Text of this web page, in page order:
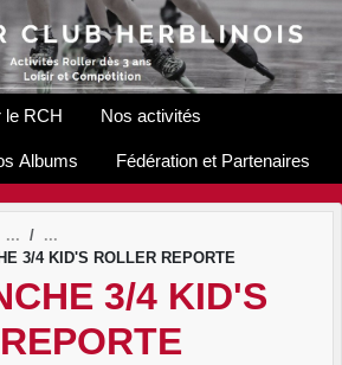
le RCH Nos activités
Albums Fédération et Partenaires
3/4 KID'S ROLLER REPORTE
3/4 KID'S
cookies